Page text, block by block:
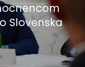
Slovenska